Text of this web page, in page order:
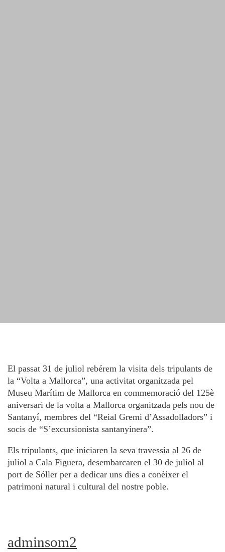
El passat 31 de juliol rebérem la visita dels tripulants de
la “Volta a Mallorca”, una activitat organitzada pel
Museu Marítim de Mallorca en commemoració del 125è
aniversari de la volta a Mallorca organitzada pels nou de
Santanyí, membres del “Reial Gremi d’Assadolladors” i
socis de “S’excursionista santanyinera”.
Els tripulants, que iniciaren la seva travessia al 26 de
juliol a Cala Figuera, desembarcaren el 30 de juliol al
port de Sóller per a dedicar uns dies a conèixer el
patrimoni natural i cultural del nostre poble.
adminsom2